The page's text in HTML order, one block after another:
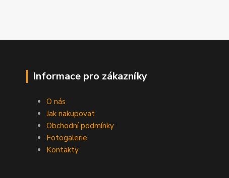
Informace pro zákazníky
O nás
Jak nakupovat
Obchodní podmínky
Fotogalerie
Kontakty